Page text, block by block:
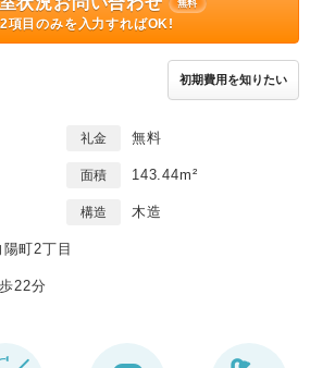
無料
2項目のみを入力すればOK!
初期費用を知りたい
礼金 無料
面積 143.44m²
構造 木造
町2丁目
22分